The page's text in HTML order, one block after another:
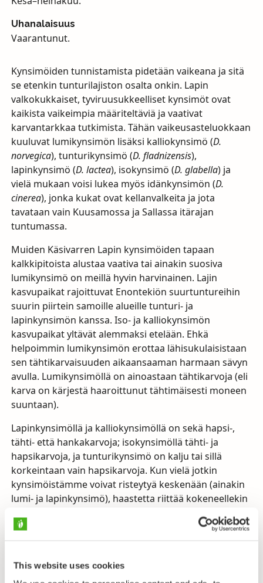
This website uses cookies
Uhanalaisuus
Vaarantunut.
Kynsimöiden tunnistamista pidetään vaikeana ja sitä
se etenkin tunturilajiston osalta onkin. Lapin
valkokukkaiset, tyviruusukkeelliset kynsimöt ovat
kaikista vaikeimpia määriteltäviä ja vaativat
karvantarkkaa tutkimista. Tähän vaikeusasteluokkaan
kuuluvat lumikynsimön lisäksi kalliokynsimö (D.
norvegica), tunturikynsimö (D. fladnizensis),
lapinkynsimö (D. lactea), isokynsimö (D. glabella) ja
vielä mukaan voisi lukea myös idänkynsimön (D.
cinerea), jonka kukat ovat kellanvalkeita ja jota
tavataan vain Kuusamossa ja Sallassa itärajan
tuntumassa.
Muiden Käsivarren Lapin kynsimöiden tapaan
kalkkipitoista alustaa vaativa tai ainakin suosiva
lumikynsimö on meillä hyvin harvinainen. Lajin
kasvupaikat rajoittuvat Enontekiön suurtuntureihin
suurin piirtein samoille alueille tunturi- ja
lapinkynsimön kanssa. Iso- ja kalliokynsimön
kasvupaikat yltävät alemmaksi etelään. Ehkä
helpoimmin lumikynsimön erottaa lähisukulaisistaan
sen tähtikarvaisuuden aikaansaaman harmaan sävyn
avulla. Lumikynsimöllä on ainoastaan tähtikarvoja (eli
karva on kärjestä haaroittunut tähtimäisesti moneen
suuntaan).
Lapinkynsimöllä ja kalliokynsimöllä on sekä hapsi-,
tähti- että hankakarvoja; isokynsimöllä tähti- ja
hapsikarvoja, ja tunturikynsimö on kalju tai sillä
korkeintaan vain hapsikarvoja. Kun vielä jotkin
kynsimöistämme voivat risteytyä keskenään (ainakin
lumi- ja lapinkynsimö), haastetta riittää kokeneellekin
kasviharrastaja ottaakin mukaan kaikkien vakavien